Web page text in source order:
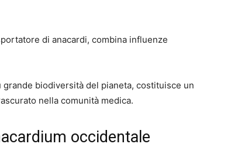
di anacardi, combina influenze
biodiversità del pianeta, costituisce un
nella comunità medica.
occidentale